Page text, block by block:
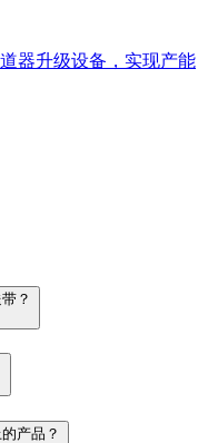
器升级设备，实现产能
？
产品？